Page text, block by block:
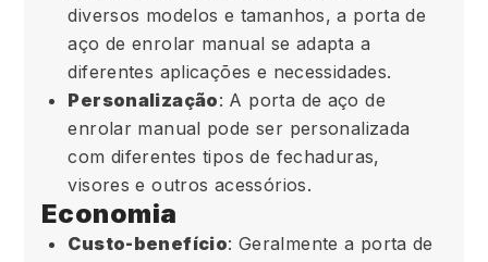
diversos modelos e tamanhos, a porta de
aço de enrolar manual se adapta a
diferentes aplicações e necessidades.
Personalização: A porta de aço de
enrolar manual pode ser personalizada
com diferentes tipos de fechaduras,
visores e outros acessórios.
Economia
Custo-benefício: Geralmente a porta de